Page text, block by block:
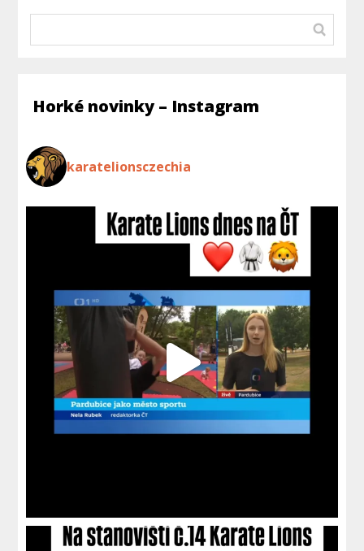
Horké novinky – Instagram
karatelionsczechia